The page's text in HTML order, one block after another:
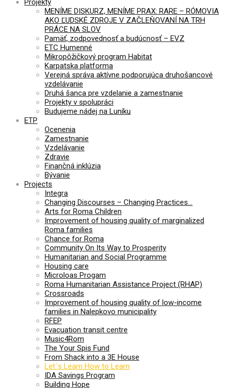
MENÍME DISKURZ, MENÍME PRAX: RARE – RÓMOVIA
AKO ĽUDSKÉ ZDROJE V ZAČLEŇOVANÍ NA TRH
PRÁCE NA SLOV
Pamäť, zodpovednosť a budúcnosť – EVZ
ETC Humenné
Mikropôžičkový program Habitat
Karpatska platforma
Verejná správa aktívne podporujúca druhošancové
vzdelávanie
Druhá šanca pre vzdelanie a zamestnanie
Projekty v spolupráci
Budujeme nádej na Luníku
ETP
Ocenenia
Zamestnanie
Vzdelávanie
Zdravie
Finančná inklúzia
Bývanie
Projects
Integra
Changing Discourses – Changing Practices…
Arts for Roma Children
Improvement of housing quality of marginalized
Roma families
Chance for Roma
Community On Its Way to Prosperity
Humanitarian and Social Programme
Housing care
Microloas Progam
Roma Humanitarian Assistance Project (RHAP)
Crossroads
Improvement of housing quality of low-income
families in Nalepkovo municipality
RFEP
Evacuation transit centre
Music4Rom
The Your Spis Fund
From Shack into a 3E House
Let´s Learn How to Learn
IDA Savings Program
Building Hope